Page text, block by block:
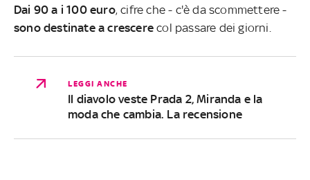
Dai 90 a i 100 euro, cifre che - c'è da scommettere -
sono destinate a crescere col passare dei giorni.
LEGGI ANCHE
Il diavolo veste Prada 2, Miranda e la
moda che cambia. La recensione